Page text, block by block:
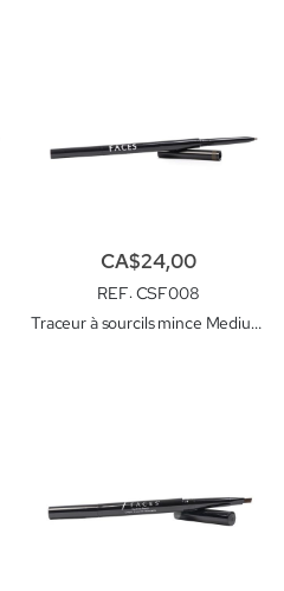
REF: CSF008
Traceur à sourcils mince Medium brown
CA$24,00